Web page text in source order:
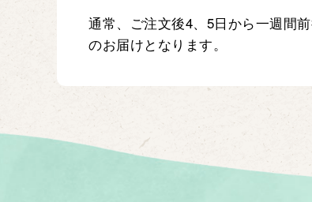
通常、ご注文後4、5日から一週間
のお届けとなります。